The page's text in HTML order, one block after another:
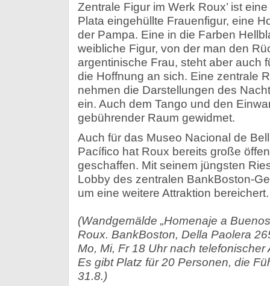
Zentrale Figur im Werk Roux’ ist
Plata eingehüllte Frauenfigur, eine
der Pampa. Eine in die Farben
weibliche Figur, von der man den
argentinische Frau, steht aber auch
die Hoffnung an sich. Eine zentrale
nehmen die Darstellungen des
ein. Auch dem Tango und den
gebührender Raum gewidmet.
Auch für das Museo Nacional de
Pacífico hat Roux bereits große
geschaffen. Mit seinem jüngsten
Lobby des zentralen BankBoston-
um eine weitere Attraktion bereichert.
(Wandgemälde „Homenaje a
Roux. BankBoston, Della Paolera
Mo, Mi, Fr 18 Uhr nach
Es gibt Platz für 20 Personen, die
31.8.)